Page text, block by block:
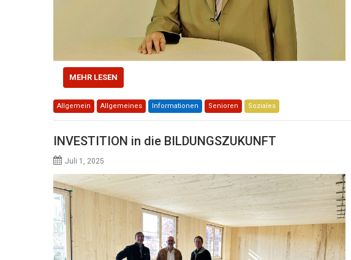
MEHR LESEN
Allgemein Allgemeines Informationen Senioren Soziales
INVESTITION in die BILDUNGSZUKUNFT
Juli 1, 2025